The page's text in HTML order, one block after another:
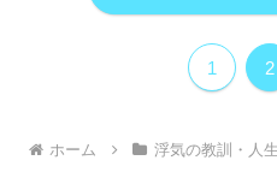
1 2
ホーム 浮気の教訓・人